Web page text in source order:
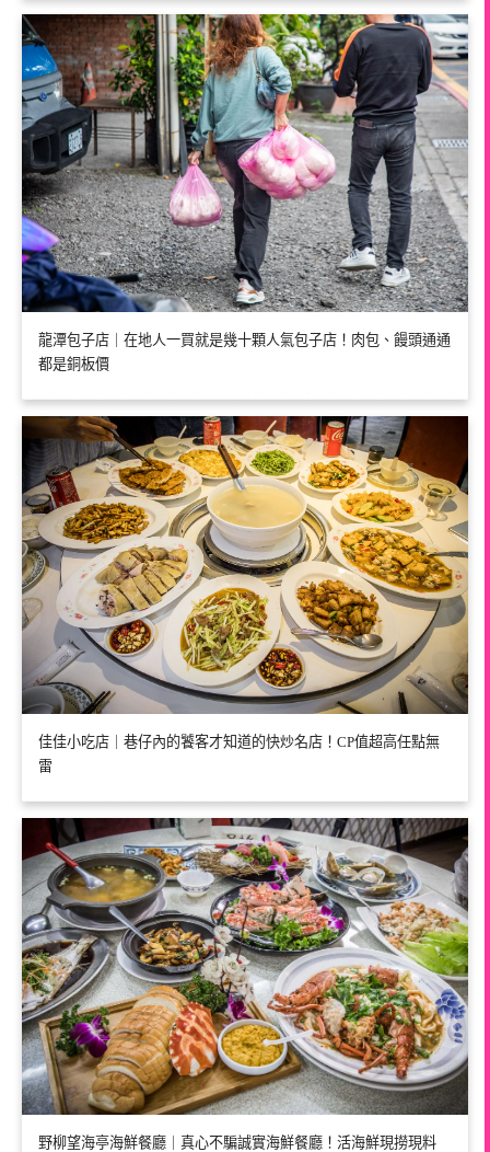
龍潭包子店｜在地人一買就是幾十顆人氣包子店！肉包、饅頭通通
都是銅板價
佳佳小吃店｜巷仔內的饕客才知道的快炒名店！CP值超高任點無
雷
野柳望海亭海鮮餐廳｜真心不騙誠實海鮮餐廳！活海鮮現撈現料